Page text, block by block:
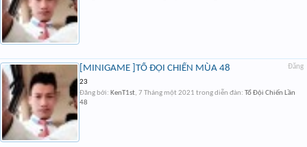
Đăng
[MINIGAME ]TỔ ĐỘI CHIẾN MÙA 48
23
Đăng bởi: KenT1st, 7 Tháng một 2021 trong diễn đàn: Tổ Đội Chiến Lần
48